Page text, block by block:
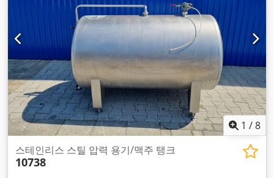
1 /8
스테인리스 스틸 압력 용기/맥주 탱크
10738